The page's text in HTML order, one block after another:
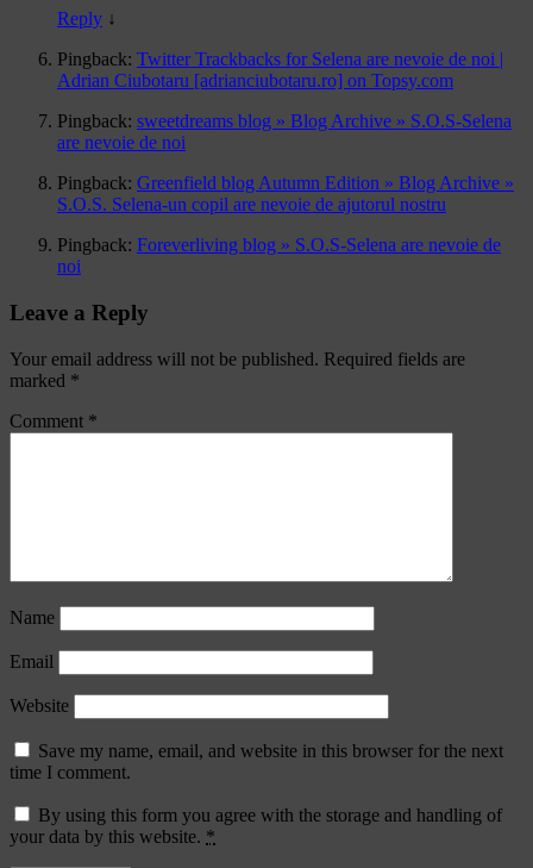
Reply ↓
Pingback: Twitter Trackbacks for Selena are nevoie de noi |
Adrian Ciubotaru [adrianciubotaru.ro] on Topsy.com
Pingback: sweetdreams blog » Blog Archive » S.O.S-Selena
are nevoie de noi
Pingback: Greenfield blog Autumn Edition » Blog Archive »
S.O.S. Selena-un copil are nevoie de ajutorul nostru
Pingback: Foreverliving blog » S.O.S-Selena are nevoie de
noi
Leave a Reply
Your email address will not be published. Required fields are
marked *
Comment *
Name
Email
Website
Save my name, email, and website in this browser for the next
time I comment.
By using this form you agree with the storage and handling of
your data by this website. *